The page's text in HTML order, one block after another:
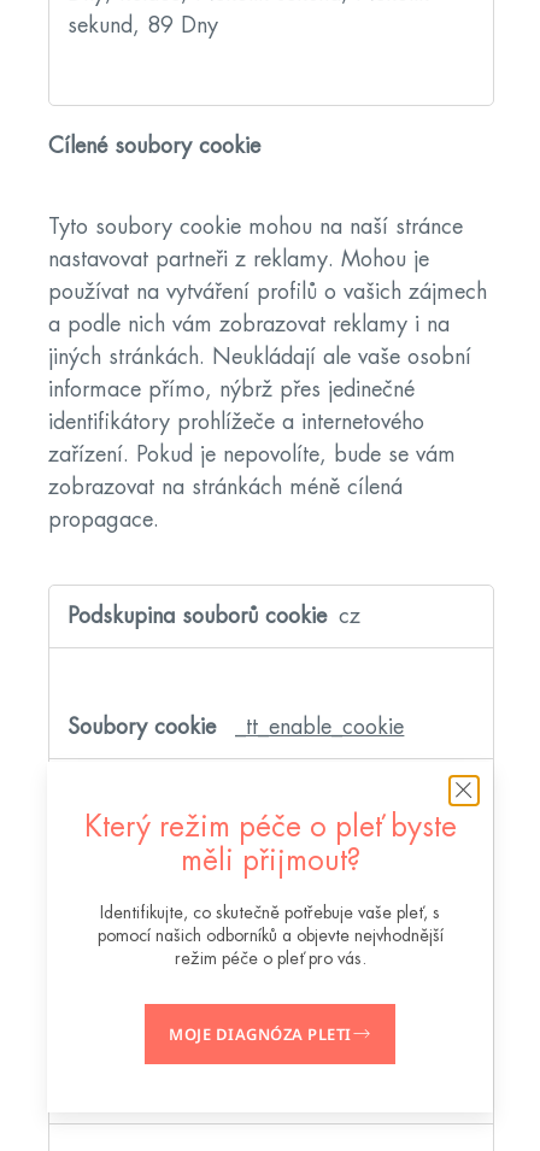
sekund, 89 Dny
Cílené soubory cookie
Tyto soubory cookie mohou na naší stránce
nastavovat partneři z reklamy. Mohou je
používat na vytváření profilů o vašich zájmech
a podle nich vám zobrazovat reklamy i na
jiných stránkách. Neukládají ale vaše osobní
informace přímo, nýbrž přes jedinečné
identifikátory prohlížeče a internetového
zařízení. Pokud je nepovolíte, bude se vám
zobrazovat na stránkách méně cílená
propagace.
Cílené
soubory
cookie
cz
_tt_enable_cookie
Vlastní
89 Dny
eau-thermale-
Který režim péče o pleť byste
měli přijmout?
Identifikujte, co skutečně potřebuje vaše pleť, s
pomocí našich odborníků a objevte nejvhodnější
režim péče o pleť pro vás.
MOJE DIAGNÓZA PLETI